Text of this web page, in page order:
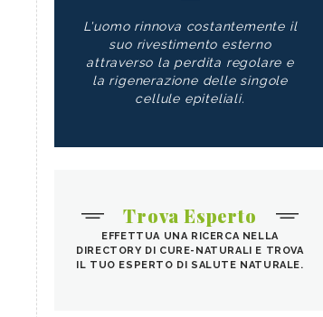
L'uomo rinnova costantemente il
suo rivestimento esterno
attraverso la perdita regolare e
la rigenerazione delle singole
cellule epiteliali.
Trova Esperto
EFFETTUA UNA RICERCA NELLA
DIRECTORY DI CURE-NATURALI E TROVA
IL TUO ESPERTO DI SALUTE NATURALE.